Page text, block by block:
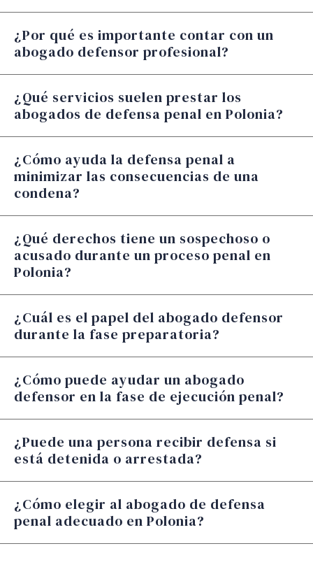
¿Por qué es importante contar con un
abogado defensor profesional?
¿Qué servicios suelen prestar los
abogados de defensa penal en Polonia?
¿Cómo ayuda la defensa penal a
minimizar las consecuencias de una
condena?
¿Qué derechos tiene un sospechoso o
acusado durante un proceso penal en
Polonia?
¿Cuál es el papel del abogado defensor
durante la fase preparatoria?
¿Cómo puede ayudar un abogado
defensor en la fase de ejecución penal?
¿Puede una persona recibir defensa si
está detenida o arrestada?
¿Cómo elegir al abogado de defensa
penal adecuado en Polonia?